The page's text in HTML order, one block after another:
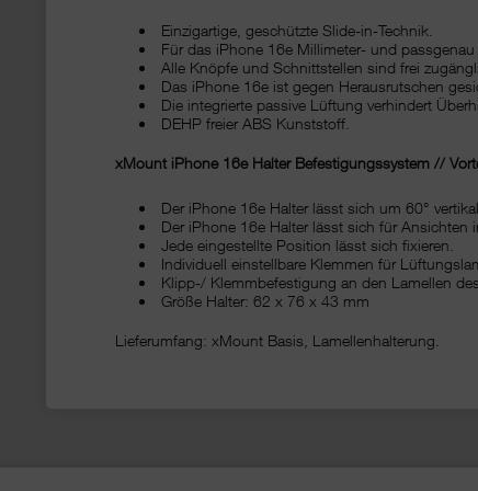
Einzigartige, geschützte Slide-in-Technik.
Für das iPhone 16e Millimeter- und passgenau
Alle Knöpfe und Schnittstellen sind frei
Das iPhone 16e ist gegen Herausrutschen
Die integrierte passive Lüftung verhindert
DEHP freier ABS Kunststoff.
xMount iPhone 16e Halter Befestigungssystem //
Der iPhone 16e Halter lässt sich um 60°
Der iPhone 16e Halter lässt sich für
Jede eingestellte Position lässt sich fixieren.
Individuell einstellbare Klemmen für
Klipp-/ Klemmbefestigung an den Lamellen
Größe Halter: 62 x 76 x 43 mm
Lieferumfang: xMount Basis, Lamellenhalterung.